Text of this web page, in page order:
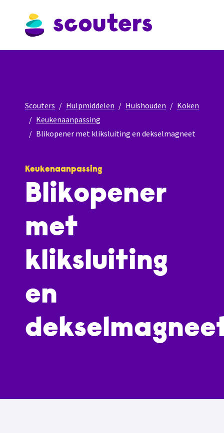
Scouters Hulpmiddelen Huishouden
Koken
Keukenaanpassing
Blikopener met kliksluiting en dekselmagneet
Keukenaanpassing
Blikopener
met
kliksluiting
en